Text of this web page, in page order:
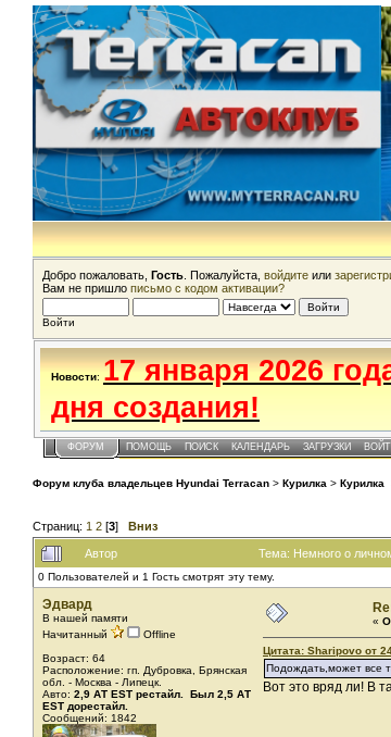
Добро пожаловать, Гость . Пожалуйста, войдите или
Вам не пришло письмо с кодом активации?
Войти
Новости: 17 января 2026
дня создания!
ФОРУМ ПОМОЩЬ ПОИСК КАЛЕНДАРЬ ЗАГРУЗКИ
Форум клуба владельцев Hyundai Terracan > Курилка > Курилка
Страниц: 1 2 [3] Вниз
Автор Тема: Немного о
0 Пользователей и 1 Гость смотрят эту тему.
Эдвард
В нашей памяти
Начитанный
Offline
Возраст: 64
Расположение: гп. Дубровка, Брянская
обл. - Москва - Липецк.
Авто: 2,9 АТ EST рестайл. Был 2,5 АТ
ЕST дорестайл.
Сообщений: 1842
«
Цитата: Sharipovo от
Подождать,может все
Вот это вряд ли! В